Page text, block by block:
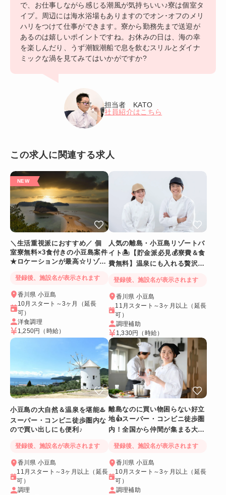
で、お仕事しながら感じる潮風が気持ちいい♪寮は個室タ
イプ。周辺には海水浴場もありますのでオン･オフのメリ
ハリをつけて仕事ができます。寮から勤務先まで送迎が
あるのは嬉しいポイントですね。お休みの日は、海の幸
を楽しんだり、うず潮観潮船で息を飲むスリルとダイナ
ミックな渦を見てみてはいかがですか?
担当者 KATO
社員紹介はこちら
この求人に関連する求人
＼生活重視派におすすめ／ 個
室寮無料×3食付きの小豆島案件
★ロケーションが最高☆リゾー
登録後、施設名が表示されます
香川県 小豆島
10月スタート～3ヶ月（延長
可）
洋食調理
1,250円 （時給）
人気の離島・小豆島リゾートバ
イト🏝️【貯金派必見💰寮費＆食
費無料】温泉にも入れる贅沢特
登録後、施設名が表示されます
香川県 小豆島
11月スタート～3ヶ月以上（延長
可）
調理補助
1,330円 （時給）
小豆島の大自然＆温泉を堪能♨️
スーパー・コンビニ徒歩圏内な
ので買い出しにも便利♪
登録後、施設名が表示されます
香川県 小豆島
11月スタート～3ヶ月以上（延長
可）
調理
離島なのに買い物困らない好立
地👍スーパー・コンビニ徒歩圏
内！全国から仲間が集まる大型
登録後、施設名が表示されます
香川県 小豆島
10月スタート～3ヶ月以上（延長
可）
調理補助